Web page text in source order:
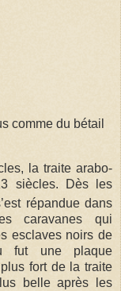
comme du bétail
la traite arabo-
siècles. Dès les
répandue dans
caravanes qui
esclaves noirs de
fut une plaque
fort de la traite
belle après les